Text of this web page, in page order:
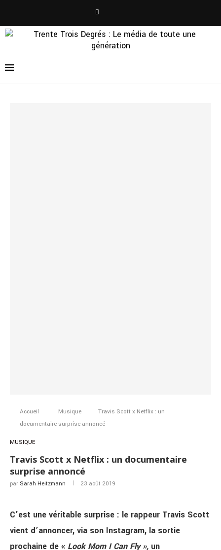
Accueil Musique
Travis Scott x Netflix : un
documentaire surprise annoncé
MUSIQUE
Travis Scott x Netflix : un documentaire
surprise annoncé
par Sarah Heitzmann 23 août 2019
C’est une véritable surprise : le rappeur Travis Scott
vient d’annoncer, via son Instagram, la sortie
prochaine de « Look Mom I Can Fly », un